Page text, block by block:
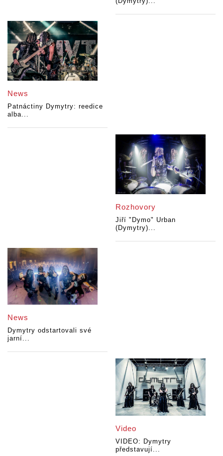
News
Patnáctiny Dymytry: reedice
alba...
Rozhovory
Jiří "Dymo" Urban
(Dymytry)...
News
Dymytry odstartovali své
jarní...
Video
VIDEO: Dymytry
představují...